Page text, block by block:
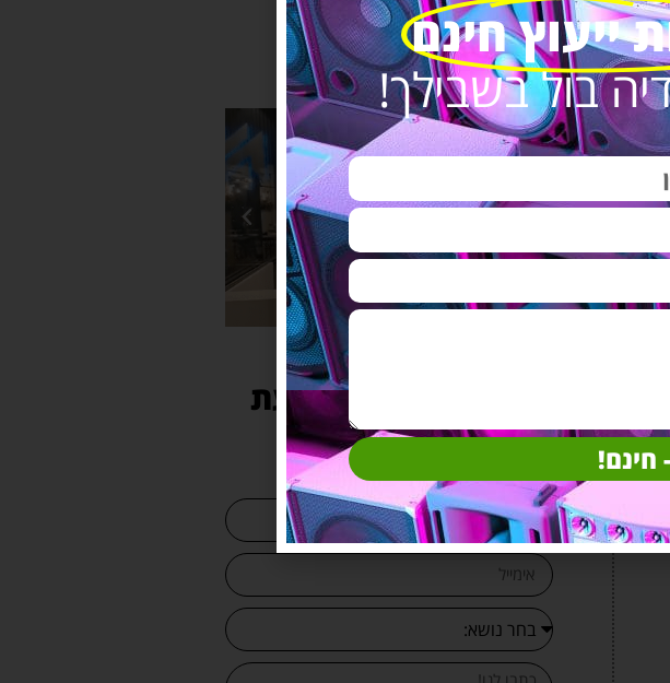
קבל עוד היום הצעת
מחיר למערכת
מקצועית:
ייעוץ חינם
בול בשבילך!
חינם!